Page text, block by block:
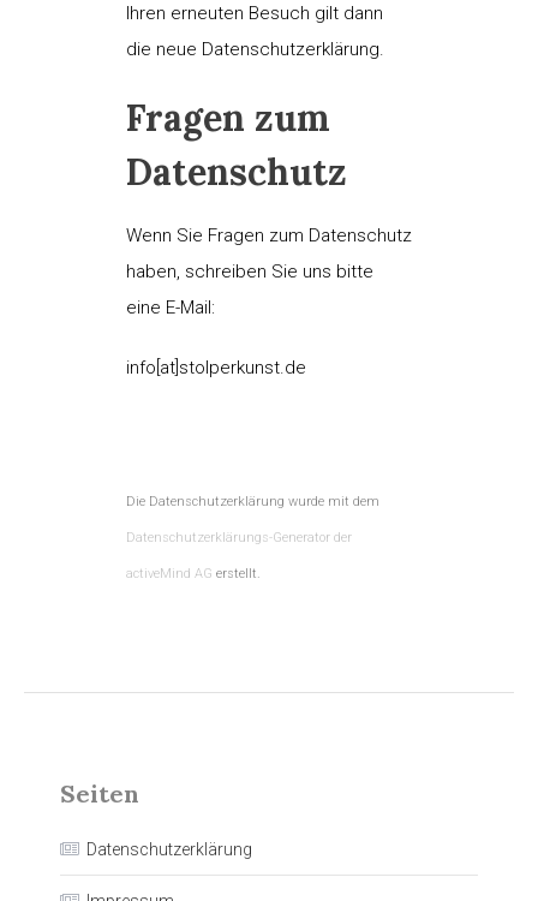
Ihren erneuten Besuch gilt dann
die neue Datenschutzerklärung.
Fragen zum
Datenschutz
Wenn Sie Fragen zum Datenschutz
haben, schreiben Sie uns bitte
eine E-Mail:
info[at]stolperkunst.de
Die Datenschutzerklärung wurde mit dem
Datenschutzerklärungs-Generator der
activeMind AG erstellt.
Seiten
Datenschutzerklärung